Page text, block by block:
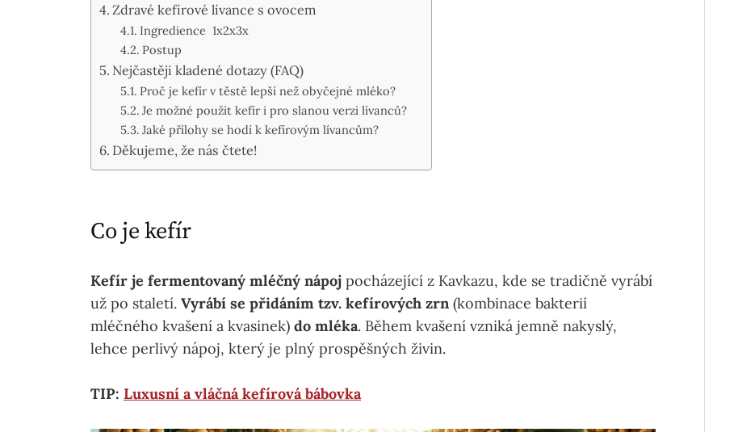
Zdravé kefírové lívance s ovocem
Ingredience 1x2x3x
Postup
Nejčastěji kladené dotazy (FAQ)
Proč je kefír v těstě lepší než obyčejné mléko?
Je možné použít kefír i pro slanou verzi lívanců?
Jaké přílohy se hodí k kefírovým lívancům?
Děkujeme, že nás čtete!
Co je kefír
Kefír je fermentovaný mléčný nápoj pocházející z Kavkazu, kde se tradičně vyrábí
už po staletí. Vyrábí se přidáním tzv. kefírových zrn (kombinace bakterií
mléčného kvašení a kvasinek) do mléka. Během kvašení vzniká jemně nakyslý,
lehce perlivý nápoj, který je plný prospěšných živin.
TIP: Luxusní a vláčná kefírová bábovka